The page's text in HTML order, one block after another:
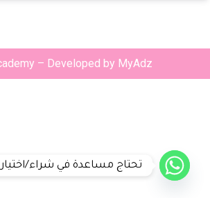
– Developed by MyAdz
تحتاج مساعدة في شراء/اختيار